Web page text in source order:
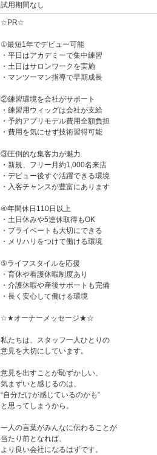
試用期間なし
☆PR☆
①最短1年でデビュー可能
・平日はアカデミーで集中練習
・土日はサロンワークを実施
・マンツーマン指導で早期成長
②練習環境を会社がサポート
・練習用ウィッグは会社が支給
・予約アプリモデル費用全額負担
・費用を気にせず技術習得可能
③圧倒的な集客力が魅力
・新規、フリー月約1,000名来店
・デビュー後すぐ活躍できる環境
・入客チャンスが豊富にあります
④年間休日110日以上
・土日休みや5連休取得もOK
・プライベートも大切にできる
・メリハリをつけて働ける環境
⑤ライフスタイルを応援
・育休や看護休暇制度あり
・介護休暇や産後サポートも完備
・長く安心して働ける環境
☆★オーナーメッセージ★☆
私たちは、スタッフ一人ひとりの
意見を大切にしています。
意見を出すことが恥ずかしい、
気まずいと感じるのは、
“自分だけが感じているのかも”
と思ってしまうから。
一人の言葉がみんなに伝わることが
当たり前となれば、
より良い会社になるはずです。